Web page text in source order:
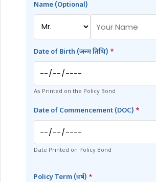
Name (Optional)
Date of Birth (जन्म तिथि) *
As Printed on the Policy Bond
Date of Commencement (DOC) *
Date Printed on Policy Bond
Policy Term (वर्ष) *